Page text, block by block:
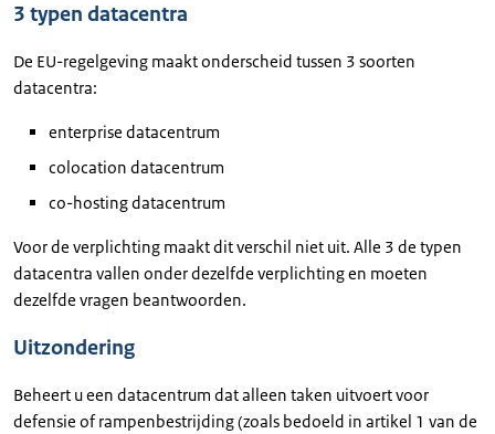
3 typen datacentra
De EU-regelgeving maakt onderscheid tussen 3 soorten
datacentra:
enterprise datacentrum
colocation datacentrum
co-hosting datacentrum
Voor de verplichting maakt dit verschil niet uit. Alle 3 de typen
datacentra vallen onder dezelfde verplichting en moeten
dezelfde vragen beantwoorden.
Uitzondering
Beheert u een datacentrum dat alleen taken uitvoert voor
defensie of rampenbestrijding (zoals bedoeld in artikel 1 van de